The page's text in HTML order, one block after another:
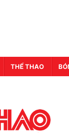
THỂ THAO